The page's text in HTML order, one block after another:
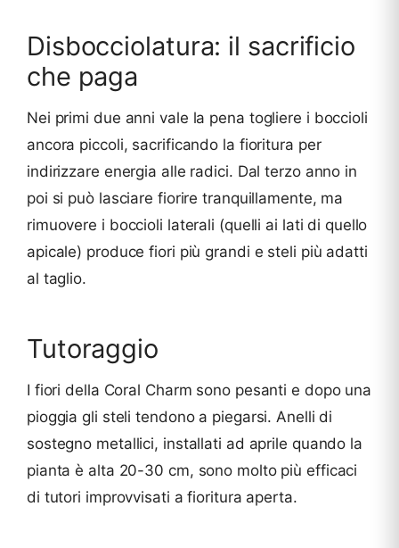
Disbocciolatura: il sacrificio
che paga
Nei primi due anni vale la pena togliere i boccioli
ancora piccoli, sacrificando la fioritura per
indirizzare energia alle radici. Dal terzo anno in
poi si può lasciare fiorire tranquillamente, ma
rimuovere i boccioli laterali (quelli ai lati di quello
apicale) produce fiori più grandi e steli più adatti
al taglio.
Tutoraggio
I fiori della Coral Charm sono pesanti e dopo una
pioggia gli steli tendono a piegarsi. Anelli di
sostegno metallici, installati ad aprile quando la
pianta è alta 20-30 cm, sono molto più efficaci
di tutori improvvisati a fioritura aperta.